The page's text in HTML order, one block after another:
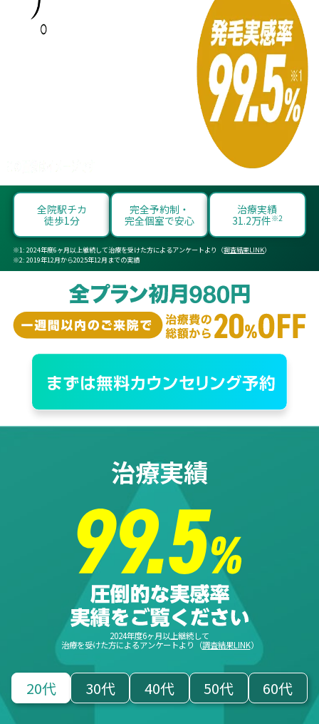
全院駅チカ
徒歩1分
完全予約制・
完全個室で安心
治療実績
31.2万件※2
2024年度6ヶ月以上継続して治療を受けた方によるアンケートより（調査結果LINK）
2019年12月から2025年12月までの実績
治療実績
2024年度6ヶ月以上継続して
治療を受けた方によるアンケートより（調査結果LINK）
20代 30代 40代 50代 60代